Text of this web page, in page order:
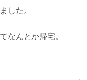
した。
なんとか帰宅。